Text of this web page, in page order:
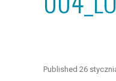
Published 26